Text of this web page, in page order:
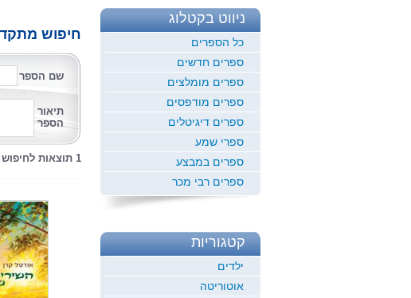
חיפוש
שם הספר
תיאור
הספר
1 תוצאות לחיפוש זה
ניווט בקטלוג
כל הספרים
ספרים חדשים
ספרים מומלצים
ספרים מודפסים
ספרים דיגיטלים
ספרי שמע
ספרים במבצע
ספרים רבי מכר
קטגוריות
ילדים
אוטוריטה